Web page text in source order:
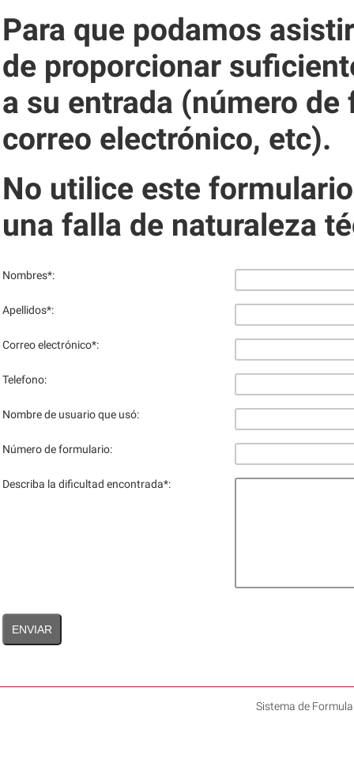
Para que podamos
de proporcionar
a su entrada (número
correo electrónico, etc).
No utilice este
una falla de naturaleza
Nombres*:
Apellidos*:
Correo electrónico*:
Telefono:
Nombre de usuario que usó:
Número de formulario:
Describa la dificultad encontrada*:
Sistema de